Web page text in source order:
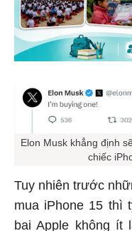
Elon Musk khẳng định
chiếc
Tuy nhiên trước
mua iPhone 15 thì
bai Apple không ít